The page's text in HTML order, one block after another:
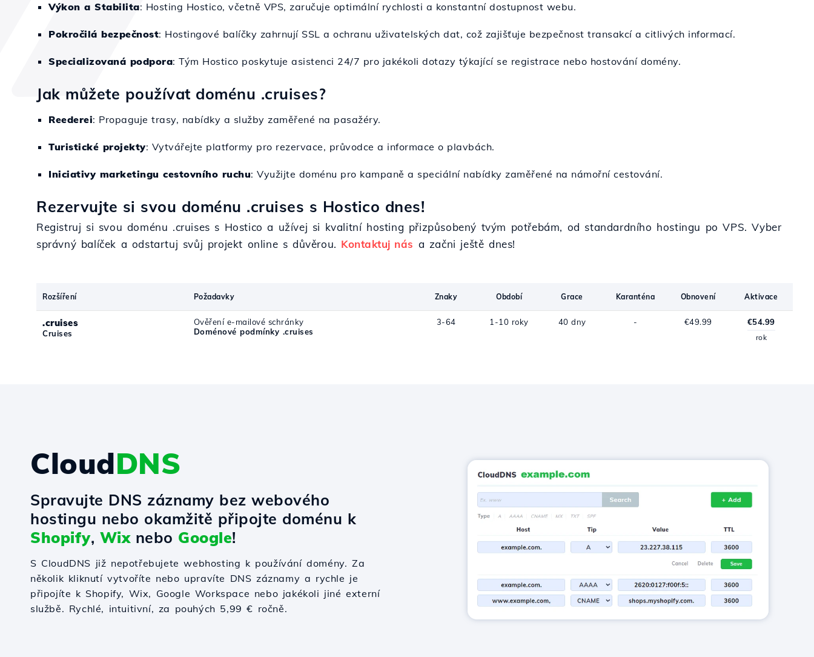
Výkon a Stabilita: Hosting Hostico, včetně VPS, zaručuje optimální rychlosti a konstantní dostupnost webu.
Pokročilá bezpečnost: Hostingové balíčky zahrnují SSL a ochranu uživatelských dat, což zajišťuje bezpečnost transakcí a citlivých informací.
Specializovaná podpora: Tým Hostico poskytuje asistenci 24/7 pro jakékoli dotazy týkající se registrace nebo hostování domény.
Jak můžete používat doménu .cruises?
Reederei: Propaguje trasy, nabídky a služby zaměřené na pasažéry.
Turistické projekty: Vytvářejte platformy pro rezervace, průvodce a informace o plavbách.
Iniciativy marketingu cestovního ruchu: Využijte doménu pro kampaně a speciální nabídky zaměřené na námořní cestování.
Rezervujte si svou doménu .cruises s Hostico dnes!
Registruj si svou doménu .cruises s Hostico a užívej si kvalitní hosting přizpůsobený tvým potřebám, od standardního hostingu po VPS. Vyber
správný balíček a odstartuj svůj projekt online s důvěrou. Kontaktuj nás a začni ještě dnes!
Rozšíření Požadavky Znaky Období Grace Karanténa Obnovení Aktivace
.cruises
Cruises
Ověření e-mailové schránky
Doménové podmínky .cruises
3-64 1-10 roky 40 dny - €49.99 €54.99
rok
CloudDNS
Spravujte DNS záznamy bez webového
hostingu nebo okamžitě připojte doménu k
Shopify, Wixnebo Google!
S CloudDNS již nepotřebujete webhosting k používání domény. Za
několik kliknutí vytvoříte nebo upravíte DNS záznamy a rychle je
připojíte k Shopify, Wix, Google Workspace nebo jakékoli jiné externí
službě. Rychlé, intuitivní, za pouhých 5,99 € ročně.